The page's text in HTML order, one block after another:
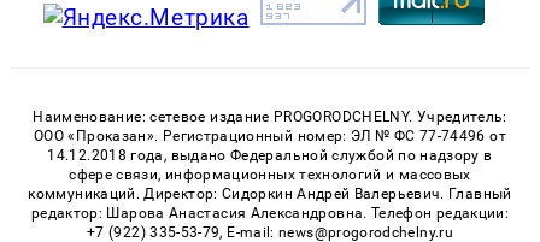
Наименование: сетевое издание PROGORODCHELNY. Учредитель:
ООО «Проказан». Регистрационный номер: ЭЛ № ФС 77-74496 от
14.12.2018 года, выдано Федеральной службой по надзору в
сфере связи, информационных технологий и массовых
коммуникаций. Директор: Сидоркин Андрей Валерьевич. Главный
редактор: Шарова Анастасия Александровна. Телефон редакции:
+7 (922) 335-53-79, E-mail: news@progorodchelny.ru